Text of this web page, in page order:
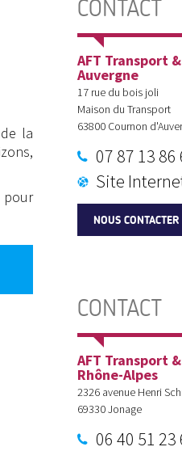
de la
pour
CONTACT
AFT Transport
Auvergne
17 rue du bois joli
Maison du Transport
63800 Cournon
07 87 13 86
Site
NOUS CONTACTER
CONTACT
AFT Transport
Rhône-Alpes
2326 avenue Henri
69330Jonage
06 40 51 23